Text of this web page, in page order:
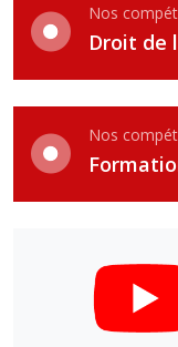
Nos
Droit de
Nos